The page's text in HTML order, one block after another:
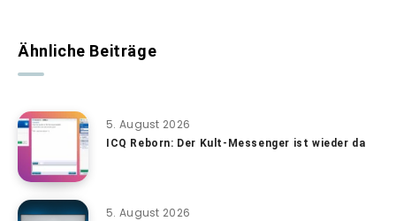
Ähnliche Beiträge
5. August 2026
ICQ Reborn: Der Kult-Messenger ist wieder da
5. August 2026